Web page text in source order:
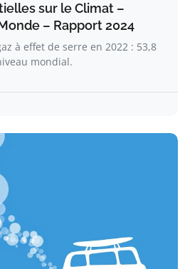
sur le Climat –
– Rapport 2024
à effet de serre en 2022 : 53,8
mondial.